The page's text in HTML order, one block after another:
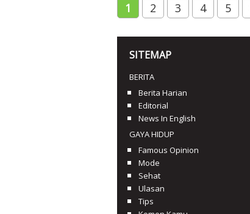
1 2 3 4 5
SITEMAP
BERITA
Berita Harian
Editorial
News In English
GAYA HIDUP
Famous Opinion
Mode
Sehat
Ulasan
Tips